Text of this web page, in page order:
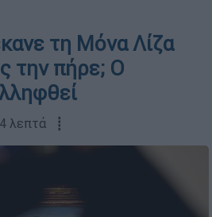
τη Μόνα Λίζα
την πήρε; Ο
λεπτά ┋